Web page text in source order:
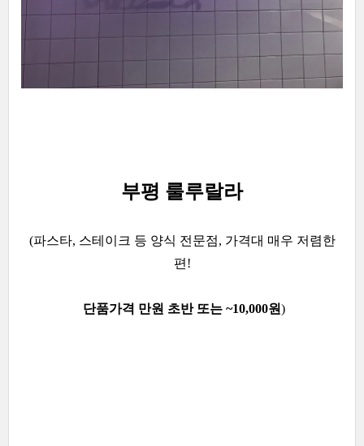
부평 룰루랄라
(파스타, 스테이크 등 양식 전문점, 가격대 매우 저렴한
편!
단품가격 만원 초반 또는 ~10,000원)